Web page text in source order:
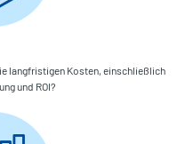
langfristigen Kosten, einschließlich
und ROI?